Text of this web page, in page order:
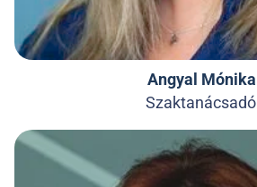
Angyal Mónika
Szaktanácsadó